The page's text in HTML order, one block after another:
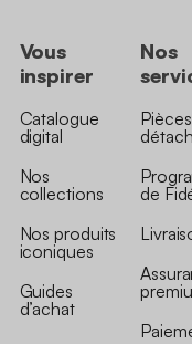
Vous
inspirer
Catalogue
digital
Nos
collections
Nos produits
iconiques
Guides
d’achat
Nos
Pièces
de